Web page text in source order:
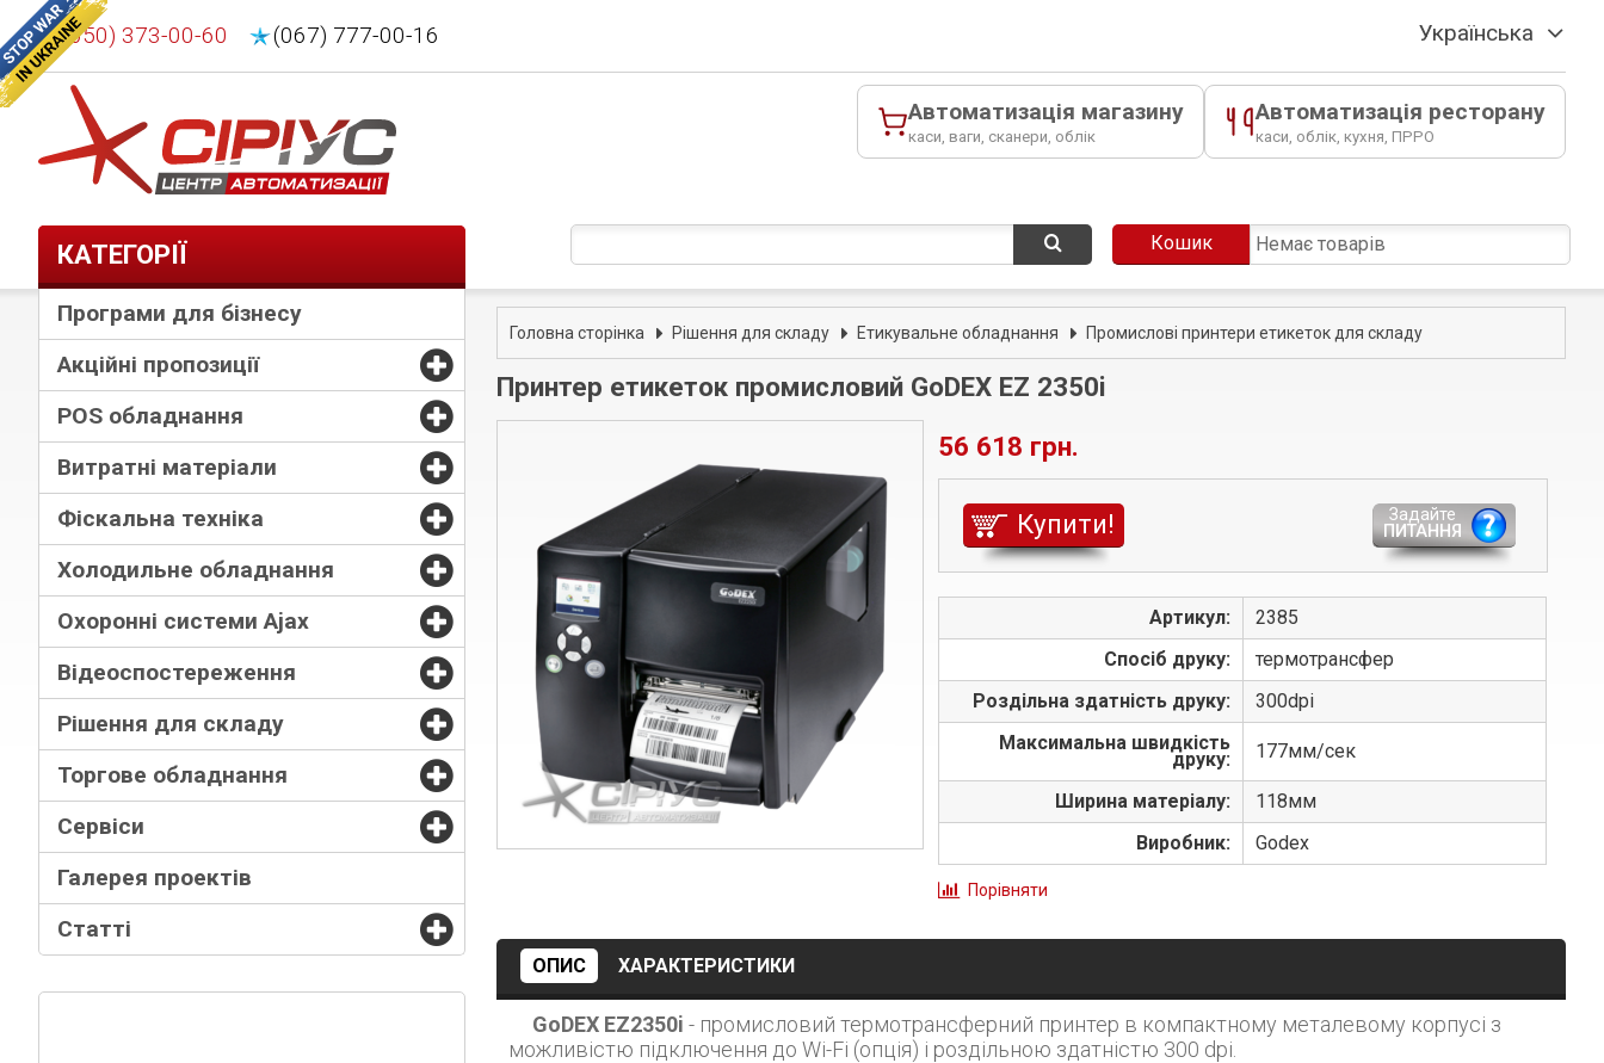
(050) 373-00-60 (067) 777-00-16 Українська
Автоматизація магазину
каси, ваги, сканери, облік
Автоматизація ресторану
каси, облік, кухня, ПРРО
Кошик Немає товарів
КАТЕГОРІЇ
Програми для бізнесу
Акційні пропозиції
POS обладнання
Витратні матеріали
Фіскальна техніка
Холодильне обладнання
Охоронні системи Ajax
Відеоспостереження
Рішення для складу
Торгове обладнання
Сервіси
Галерея проектів
Статті
Головна сторінка Рішення для складу Етикувальне обладнання Промислові принтери етикеток для складу
Принтер етикеток промисловий GoDEX EZ 2350i
56 618 грн.
Купити!
Задайте
ПИТАННЯ
Артикул:
2385
Спосіб друку:
термотрансфер
Роздільна здатність друку:
300dpi
Максимальна швидкість
друку: 177мм/сек
Ширина матеріалу:
118мм
Виробник:
Godex
Порівняти
ОПИС ХАРАКТЕРИСТИКИ
GoDEX EZ2350i - промисловий термотрансферний принтер в компактному металевому корпусі з
можливістю підключення до Wi-Fi (опція) і роздільною здатністю 300 dpi.